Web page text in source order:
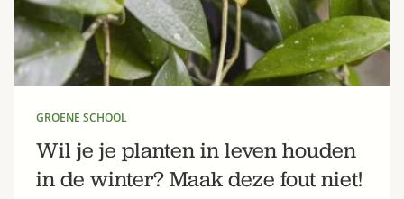
GROENE SCHOOL
Wil je je planten in leven houden
in de winter? Maak deze fout niet!